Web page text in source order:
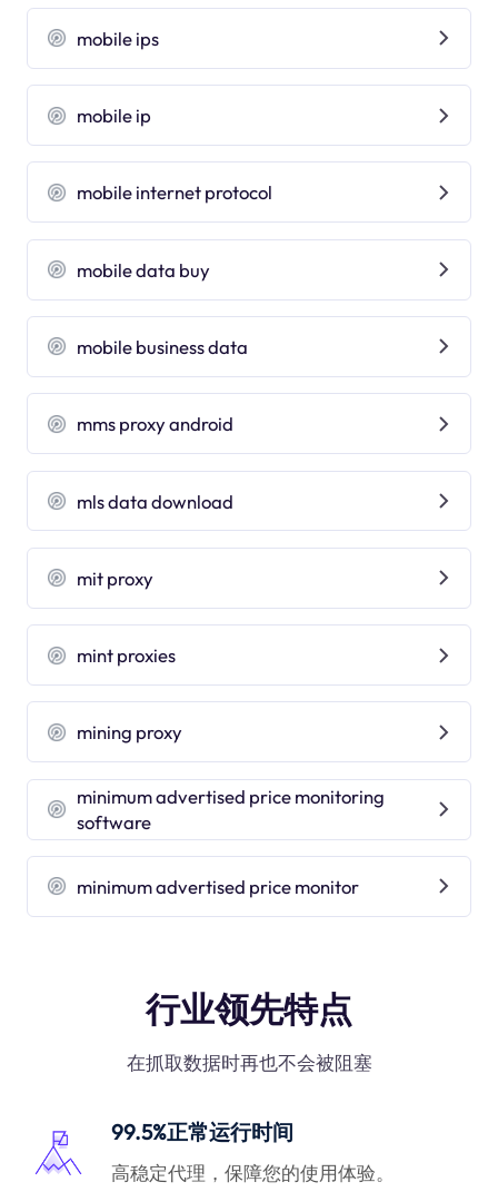
mobile ips
mobile ip
mobile internet protocol
mobile data buy
mobile business data
mms proxy android
mls data download
mit proxy
mint proxies
mining proxy
minimum advertised price monitoring
software
minimum advertised price monitor
行业领先特点
在抓取数据时再也不会被阻塞
99.5%正常运行时间
高稳定代理，保障您的使用体验。